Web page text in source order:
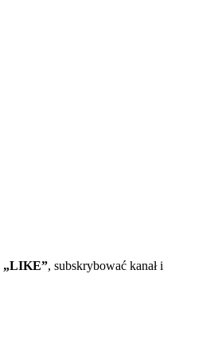
„LIKE”, subskrybować kanał i